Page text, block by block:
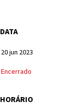
DATA
20 jun 2023
Encerrado
HORÁRIO